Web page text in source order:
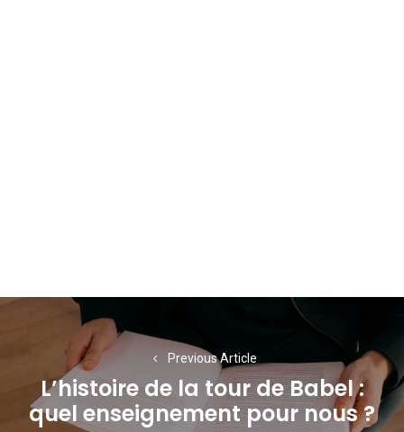
Navigation
l’article
Previous Article
Previous
post:
L’histoire de la tour de Babel :
quel enseignement pour nous ?